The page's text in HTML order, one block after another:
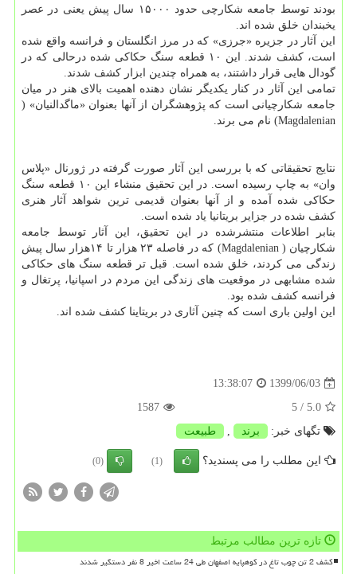
بودند توسط جامعه شکارچی حدود ۱۵۰۰۰ سال پیش یعنی در عصر
یخبندان خلق شده اند.
این آثار در جزیره «جرزی» که در مرز انگلستان و فرانسه واقع شده
است، کشف شدند. این ۱۰ قطعه سنگ حکاکی شده درحالی که در
گودال هایی قرار داشتند، به همراه چندین ابزار کشف شدند.
تمامی این آثار در کنار یکدیگر نشان دهنده اهمیت بالای هنر در میان
جامعه شکارچیانی است که پژوهشگران از آنها بعنوان «ماگدالنیان» (
Magdalenian) نام می برند.
نتایج تحقیقاتی که با بررسی این آثار صورت گرفته در ژورنال «پلاس
وان» به چاپ رسیده است. در این تحقیق منشاء این ۱۰ قطعه سنگ
حکاکی شده آمده و از آنها بعنوان قدیمی ترین شواهد آثار هنری
کشف شده در جزایر بریتانیا یاد شده است.
بنابر اطلاعات منتشرشده در این تحقیق، این آثار توسط جامعه
شکارچیان ( Magdalenian) که در فاصله ۲۳ هزار تا ۱۴هزار سال پیش
زندگی می کردند، خلق شده است. قبل تر قطعه سنگ های حکاکی
شده مشابهی در موقعیت های زندگی این مردم در اسپانیا، پرتغال و
فرانسه کشف شده بود.
این اولین باری است که چنین آثاری در بریتاینا کشف شده اند.
1399/06/03
13:38:07
5.0
/ 5
1587
تگهای خبر:
برند , طبیعت
این مطلب را می پسندید؟ (1)
(0)
تازه ترین مطالب مرتبط
کشف 2 تن چوب تاغ در کوهپایه اصفهان طی 24 ساعت اخیر 8 نفر دستگیر شدند